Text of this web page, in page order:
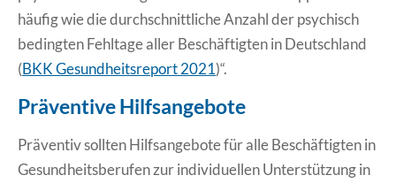
häufig wie die durchschnittliche Anzahl der psychisch
bedingten Fehltage aller Beschäftigten in Deutschland
(BKK Gesundheitsreport 2021)“.
Präventive Hilfsangebote
Präventiv sollten Hilfsangebote für alle Beschäftigten in
Gesundheitsberufen zur individuellen Unterstützung in